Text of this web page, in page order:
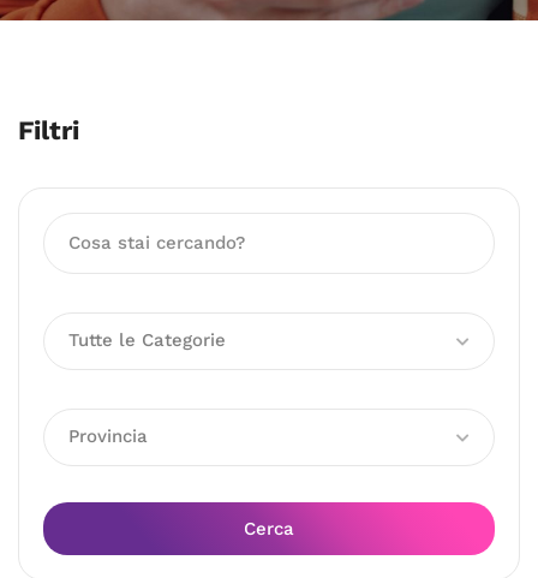
Filtri
Tutte le Categorie
Provincia
Cerca